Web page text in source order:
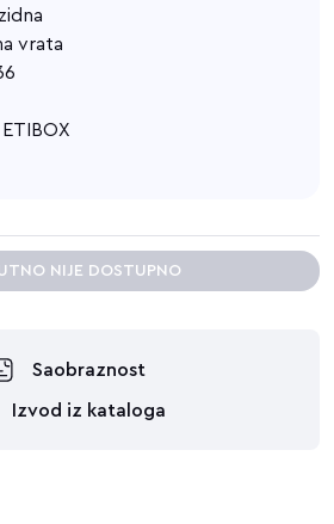
vrata
NIJE DOSTUPNO
Saobraznost
Izvod iz kataloga